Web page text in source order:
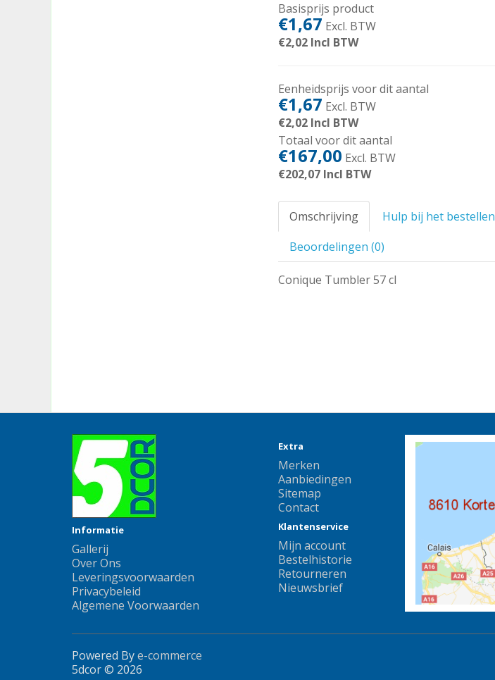
Basisprijs product
€1,67 Excl. BTW
€2,02Incl BTW
Eenheidsprijs voor dit aantal
€1,67 Excl. BTW
€2,02Incl BTW
Totaal voor dit aantal
€167,00 Excl. BTW
€202,07Incl BTW
Omschrijving
Hulp bij het bestellen
Beoordelingen (0)
Conique Tumbler 57 cl
Informatie
Gallerij
Over Ons
Leveringsvoorwaarden
Privacybeleid
Algemene Voorwaarden
Extra
Merken
Aanbiedingen
Sitemap
Contact
Klantenservice
Mijn account
Bestelhistorie
Retourneren
Nieuwsbrief
Powered Bye-commerce
5dcor © 2026